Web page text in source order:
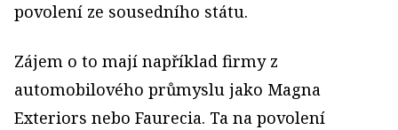
povolení ze sousedního státu.
Zájem o to mají například firmy z
automobilového průmyslu jako Magna
Exteriors nebo Faurecia. Ta na povolení